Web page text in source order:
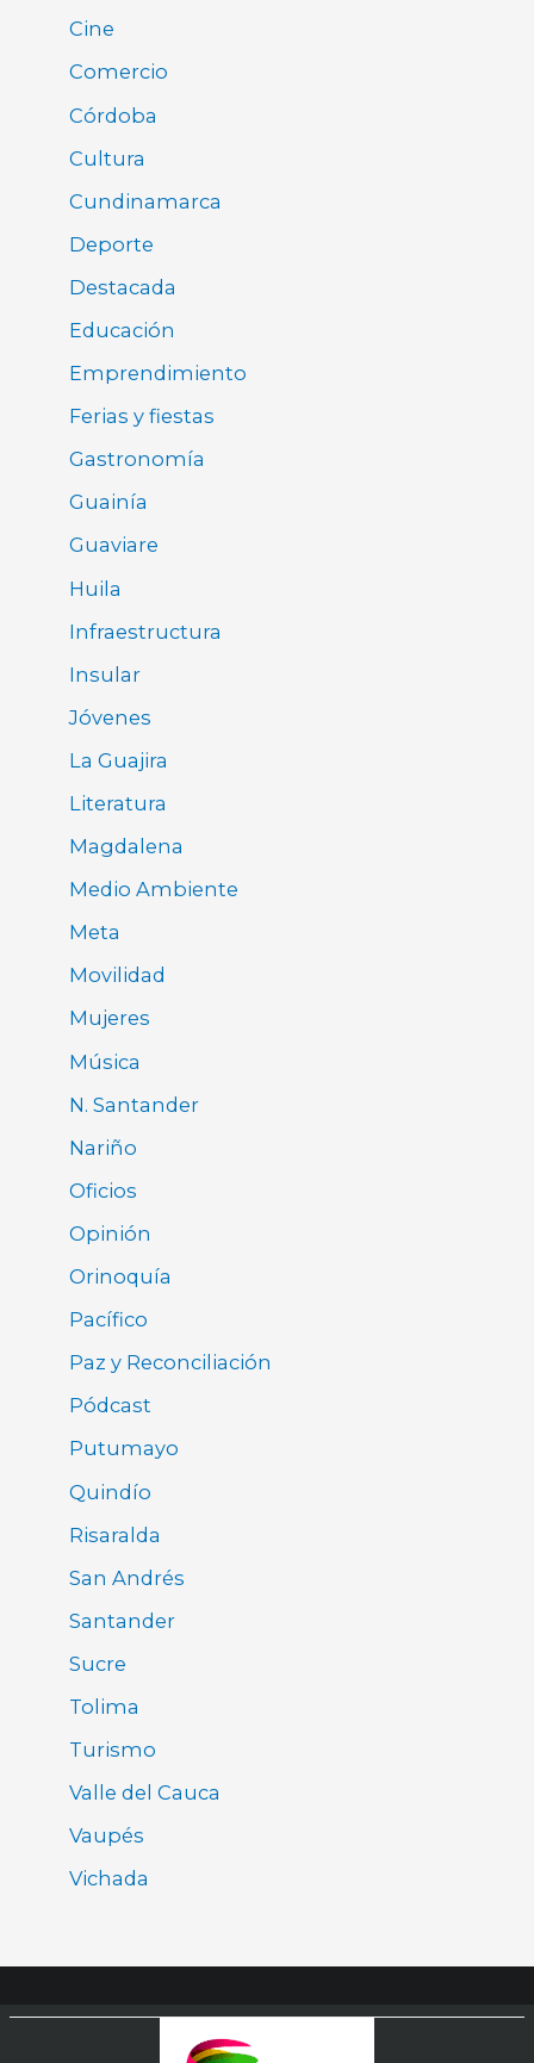
Cine
Comercio
Córdoba
Cultura
Cundinamarca
Deporte
Destacada
Educación
Emprendimiento
Ferias y fiestas
Gastronomía
Guainía
Guaviare
Huila
Infraestructura
Insular
Jóvenes
La Guajira
Literatura
Magdalena
Medio Ambiente
Meta
Movilidad
Mujeres
Música
N. Santander
Nariño
Oficios
Opinión
Orinoquía
Pacífico
Paz y Reconciliación
Pódcast
Putumayo
Quindío
Risaralda
San Andrés
Santander
Sucre
Tolima
Turismo
Valle del Cauca
Vaupés
Vichada